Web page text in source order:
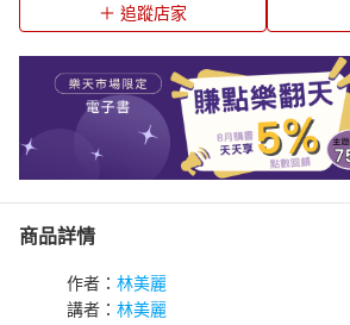
追蹤店家
商品詳情
作者： 林美麗
講者： 林美麗